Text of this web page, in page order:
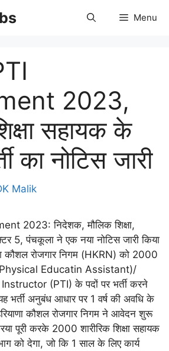
Menu
2023,
सहायक के
का नोटिस जारी
Malik
2023: निदेशक, मौलिक शिक्षा,
5, पंचकूला ने एक नया नोटिस जारी किया
कौशल रोजगार निगम (HKRN) को 2000
(Physical Educatin Assistant)/
(PTI) के पदों पर भर्ती करने
भर्ती अनुबंध आधार पर 1 वर्ष की अवधि के
कौशल रोजगार निगम ने आवेदन शुरू
पूरी करके 2000 शारीरिक शिक्षा सहायक
को देगा, जो कि 1 साल के लिए कार्य